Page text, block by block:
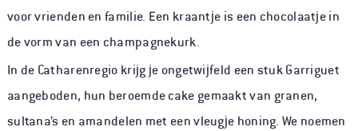
voor vrienden en familie. Een kraantje is een chocolaatje in
de vorm van een champagnekurk.
In de Catharenregio krijg je ongetwijfeld een stuk Garriguet
aangeboden, hun beroemde cake gemaakt van granen,
sultana’s en amandelen met een vleugje honing. We noemen